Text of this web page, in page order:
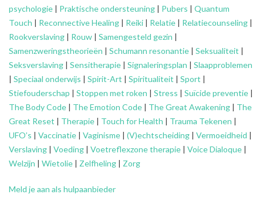
psychologie | Praktische ondersteuning | Pubers | Quantum
Touch | Reconnective Healing | Reiki | Relatie | Relatiecounseling |
Rookverslaving | Rouw | Samengesteld gezin |
Samenzweringstheorieën | Schumann resonantie | Seksualiteit |
Seksverslaving | Sensitherapie | Signaleringsplan | Slaapproblemen
| Speciaal onderwijs | Spirit-Art | Spiritualiteit | Sport |
Stiefouderschap | Stoppen met roken | Stress | Suïcide preventie |
The Body Code | The Emotion Code | The Great Awakening | The
Great Reset | Therapie | Touch for Health | Trauma Tekenen |
UFO’s | Vaccinatie | Vaginisme | (V)echtscheiding | Vermoeidheid |
Verslaving | Voeding | Voetreflexzone therapie | Voice Dialoque |
Welzijn | Wietolie | Zelfheling | Zorg
Meld je aan als hulpaanbieder